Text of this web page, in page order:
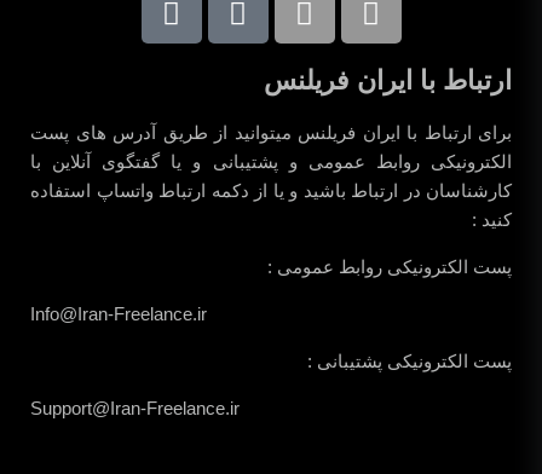
ارتباط با ایران فریلنس
برای ارتباط با ایران فریلنس میتوانید از طریق آدرس های پست
الکترونیکی روابط عمومی و پشتیبانی و یا گفتگوی آنلاین با
کارشناسان در ارتباط باشید و یا از دکمه ارتباط واتساپ استفاده
کنید :
پست الکترونیکی روابط عمومی :
Info@Iran-Freelance.ir
پست الکترونیکی پشتیبانی :
Support@Iran-Freelance.ir